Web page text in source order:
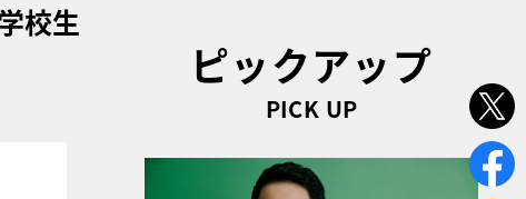
校生
ピックアップ
PICK UP